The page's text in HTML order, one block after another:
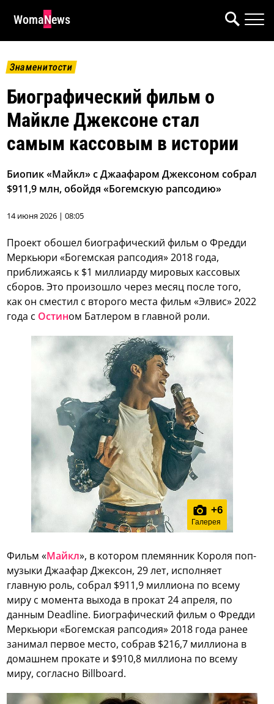
WomaNews
Знаменитости
Биографический фильм о
Майкле Джексоне стал
самым кассовым в истории
Биопик «Майкл» с Джаафаром Джексоном собрал
$911,9 млн, обойдя «Богемскую рапсодию»
14 июня 2026 | 08:05
Проект обошел биографический фильм о Фредди
Меркьюри «Богемская рапсодия» 2018 года,
приближаясь к $1 миллиарду мировых кассовых
сборов. Это произошло через месяц после того,
как он сместил с второго места фильм «Элвис» 2022
года с Остином Батлером в главной роли.
+6
Галерея
Фильм «Майкл», в котором племянник Короля поп-
музыки Джаафар Джексон, 29 лет, исполняет
главную роль, собрал $911,9 миллиона по всему
миру с момента выхода в прокат 24 апреля, по
данным Deadline. Биографический фильм о Фредди
Меркьюри «Богемская рапсодия» 2018 года ранее
занимал первое место, собрав $216,7 миллиона в
домашнем прокате и $910,8 миллиона по всему
миру, согласно Billboard.